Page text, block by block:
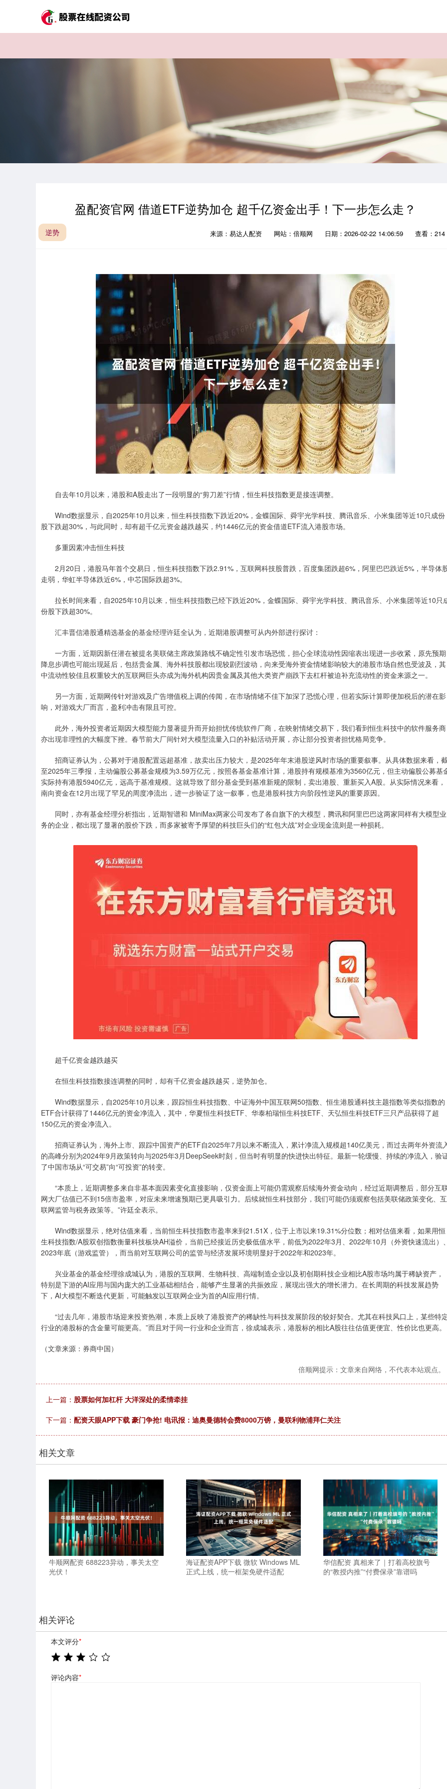
盈配资官网 借道ETF逆势加仓 超千亿资金出手！下一步怎么走？
逆势 来源：易达人配资 网站：倍顺网 日期：2026-02-22 14:06:59 查看：214
自去年10月以来，港股和A股走出了一段明显的“剪刀差”行情，恒生科技指数更是接连调整。
Wind数据显示，自2025年10月以来，恒生科技指数下跌近20%，金蝶国际、舜宇光学科技、腾讯音乐、小米集团等近10只成份
股下跌超30%，与此同时，却有超千亿元资金越跌越买，约1446亿元的资金借道ETF流入港股市场。
多重因素冲击恒生科技
2月20日，港股马年首个交易日，恒生科技指数下跌2.91%，互联网科技股普跌，百度集团跌超6%，阿里巴巴跌近5%，半导体
走弱，华虹半导体跌近6%，中芯国际跌超3%。
拉长时间来看，自2025年10月以来，恒生科技指数已经下跌近20%，金蝶国际、舜宇光学科技、腾讯音乐、小米集团等近10只
份股下跌超30%。
汇丰晋信港股通精选基金的基金经理许廷全认为，近期港股调整可从内外部进行探讨：
一方面，近期因新任潜在被提名美联储主席政策路线不确定性引发市场恐慌，担心全球流动性因缩表出现进一步收紧，原先预期
降息步调也可能出现延后，包括贵金属、海外科技股都出现较剧烈波动，向来受海外资金情绪影响较大的港股市场自然也受波及，其
中流动性较佳且权重较大的互联网巨头亦成为海外机构因贵金属及其他大类资产崩跌下去杠杆被迫补充流动性的资金来源之一。
另一方面，近期网传针对游戏及广告增值税上调的传闻，在市场情绪不佳下加深了恐慌心理，但若实际计算即便加税后的潜在影
响，对游戏大厂而言，盈利冲击有限且可控。
此外，海外投资者近期因大模型能力显著提升而开始担忧传统软件厂商，在映射情绪交易下，我们看到恒生科技中的软件服务商
亦出现非理性的大幅度下挫。春节前大厂间针对大模型流量入口的补贴活动开展，亦让部分投资者担忧格局竞争。
招商证券认为，公募对于港股配置远超基准，故卖出压力较大，是2025年年末港股逆风时市场的重要叙事。从具体数据来看，
至2025年三季报，主动偏股公募基金规模为3.59万亿元，按照各基金基准计算，港股持有规模基准为3560亿元，但主动偏股公募基
实际持有港股5940亿元，远高于基准规模。这就导致了部分基金受到基准新规的限制，卖出港股、重新买入A股。从实际情况来看，
南向资金在12月出现了罕见的周度净流出，进一步验证了这一叙事，也是港股科技方向阶段性逆风的重要原因。
同时，亦有基金经理分析指出，近期智谱和 MiniMax两家公司发布了各自旗下的大模型，腾讯和阿里巴巴这两家同样有大模型业
务的企业，都出现了显著的股价下跌，而多家被寄予厚望的科技巨头们的“红包大战”对企业现金流则是一种损耗。
超千亿资金越跌越买
在恒生科技指数接连调整的同时，却有千亿资金越跌越买，逆势加仓。
Wind数据显示，自2025年10月以来，跟踪恒生科技指数、中证海外中国互联网50指数、恒生港股通科技主题指数等类似指数的
ETF合计获得了1446亿元的资金净流入，其中，华夏恒生科技ETF、华泰柏瑞恒生科技ETF、天弘恒生科技ETF三只产品获得了超
150亿元的资金净流入。
招商证券认为，海外上市、跟踪中国资产的ETF自2025年7月以来不断流入，累计净流入规模超140亿美元，而过去两年外资流
的高峰分别为2024年9月政策转向与2025年3月DeepSeek时刻，但当时有明显的快进快出特征。最新一轮缓慢、持续的净流入，验
了中国市场从“可交易”向“可投资”的转变。
“本质上，近期调整多来自非基本面因素变化直接影响，仅资金面上可能仍需观察后续海外资金动向，经过近期调整后，部分互
网大厂估值已不到15倍市盈率，对应未来增速预期已更具吸引力。后续就恒生科技部分，我们可能仍须观察包括美联储政策变化、互
联网监管与税务政策等。”许廷全表示。
Wind数据显示，绝对估值来看，当前恒生科技指数市盈率来到21.51X，位于上市以来19.31%分位数；相对估值来看，如果用恒
生科技指数/A股双创指数衡量科技板块AH溢价，当前已经接近历史极低值水平，前低为2022年3月、2022年10月（外资快速流出）
2023年底（游戏监管），而当前对互联网公司的监管与经济发展环境明显好于2022年和2023年。
兴业基金的基金经理徐成城认为，港股的互联网、生物科技、高端制造企业以及初创期科技企业相比A股市场均属于稀缺资产，
特别是下游的AI应用与国内庞大的工业基础相结合，能够产生显著的共振效应，展现出强大的增长潜力。在长周期的科技发展趋势
下，AI大模型不断迭代更新，可能触发以互联网企业为首的AI应用行情。
“过去几年，港股市场迎来投资热潮，本质上反映了港股资产的稀缺性与科技发展阶段的较好契合。尤其在科技风口上，某些特
行业的港股标的含金量可能更高。”而且对于同一行业和企业而言，徐成城表示，港股标的相比A股往往估值更便宜、性价比也更高。
（文章来源：券商中国）
倍顺网提示：文章来自网络，不代表本站观点。
上一篇： 股票如何加杠杆 大洋深处的柔情牵挂
下一篇： 配资天眼APP下载 豪门争抢! 电讯报：迪奥曼德转会费8000万镑，曼联利物浦拜仁关注
相关文章
牛顺网配资 688223异动，事关太空
光伏！
海证配资APP下载 微软 Windows ML
正式上线，统一框架免硬件适配
华信配资 真相来了｜打着高校旗号
的“教授内推”“付费保录”靠谱吗
相关评论
本文评分*
评论内容*